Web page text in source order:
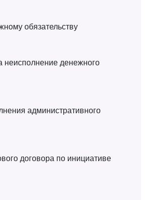
обязательству
неисполнение денежного
административного
договора по инициативе